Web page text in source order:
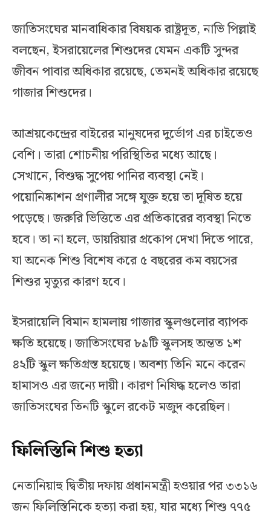
জাতিসংঘের মানবাধিকার বিষয়ক রাষ্ট্রদূত, নাভি পিল্লাই
বলছেন, ইসরায়েলের শিশুদের যেমন একটি সুন্দর
জীবন পাবার অধিকার রয়েছে, তেমনই অধিকার রয়েছে
গাজার শিশুদের।
আশ্রয়কেন্দ্রের বাইরের মানুষদের দুর্ভোগ এর চাইতেও
বেশি। তারা শোচনীয় পরিস্থিতির মধ্যে আছে।
সেখানে, বিশুদ্ধ সুপেয় পানির ব্যবস্থা নেই।
পয়োনিষ্কাশন প্রণালীর সঙ্গে যুক্ত হয়ে তা দূষিত হয়ে
পড়েছে। জরুরি ভিত্তিতে এর প্রতিকারের ব্যবস্থা নিতে
হবে। তা না হলে, ডায়রিয়ার প্রকোপ দেখা দিতে পারে,
যা অনেক শিশু বিশেষ করে ৫ বছরের কম বয়সের
শিশুর মৃত্যুর কারণ হবে।
ইসরায়েলি বিমান হামলায় গাজার স্কুলগুলোর ব্যাপক
ক্ষতি হয়েছে। জাতিসংঘের ৮৯টি স্কুলসহ অন্তত ১শ
৪২টি স্কুল ক্ষতিগ্রস্ত হয়েছে। অবশ্য তিনি মনে করেন
হামাসও এর জন্যে দায়ী। কারণ নিষিদ্ধ হলেও তারা
জাতিসংঘের তিনটি স্কুলে রকেট মজুদ করেছিল।
ফিলিস্তিনি শিশু হত্যা
নেতানিয়াহু দ্বিতীয় দফায় প্রধানমন্ত্রী হওয়ার পর ৩৩১৬
জন ফিলিস্তিনিকে হত্যা করা হয়, যার মধ্যে শিশু ৭৭৫